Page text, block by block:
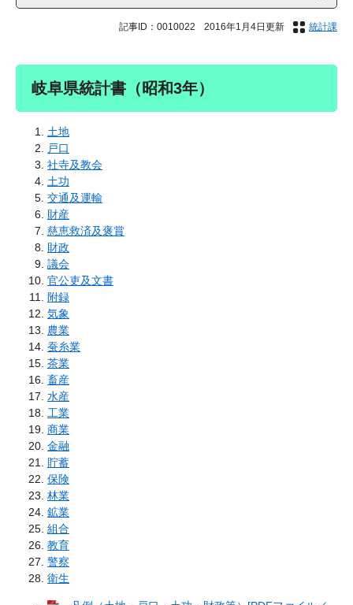
記事ID：0010022 2016年1月4日更新 統計課
岐阜県統計書（昭和3年）
土地
戸口
社寺及教会
土功
交通及運輸
財産
慈恵救済及褒賞
財政
議会
官公吏及文書
附録
気象
農業
蚕糸業
茶業
畜産
水産
工業
商業
金融
貯蓄
保険
林業
鉱業
組合
教育
警察
衛生